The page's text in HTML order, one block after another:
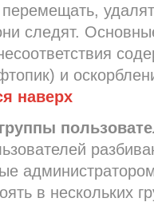
перемещать,
следят.
и
наверх
в нескольких